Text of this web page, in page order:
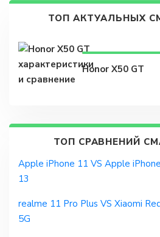
ТОП АКТУАЛЬНЫХ
Honor X50 GT
ТОП СРАВНЕНИЙ
Apple iPhone 11 VS Apple
13
realme 11 Pro Plus VS Xiaomi
5G